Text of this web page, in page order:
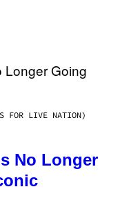
FOR LIVE NATION)
No Longer